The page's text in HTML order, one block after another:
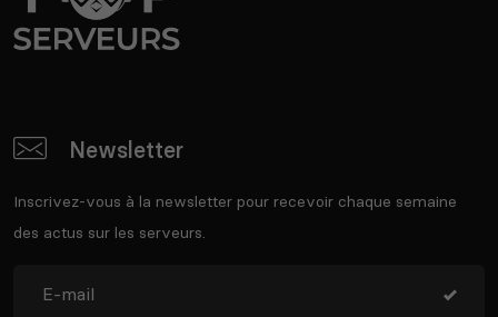
Newsletter
Inscrivez-vous à la newsletter pour recevoir chaque semaine
des actus sur les serveurs.